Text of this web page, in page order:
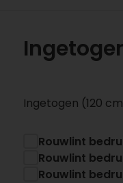
Ingetogen (120
Rouwlint
Rouwlint
Rouwlint